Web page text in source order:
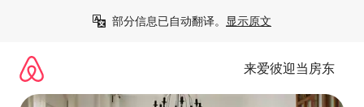
部分信息已自动翻译。 显示原文
来爱彼迎当房东